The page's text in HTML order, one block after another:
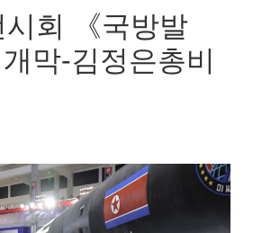
회 《국방발
막-김정은총비